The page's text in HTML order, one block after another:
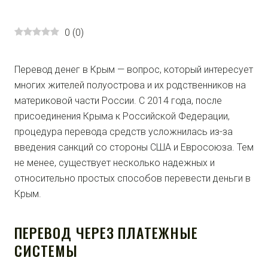
0 (0)
Перевод денег в Крым — вопрос, который интересует
многих жителей полуострова и их родственников на
материковой части России. С 2014 года, после
присоединения Крыма к Российской Федерации,
процедура перевода средств усложнилась из-за
введения санкций со стороны США и Евросоюза. Тем
не менее, существует несколько надежных и
относительно простых способов перевести деньги в
Крым.
ПЕРЕВОД ЧЕРЕЗ ПЛАТЕЖНЫЕ
СИСТЕМЫ